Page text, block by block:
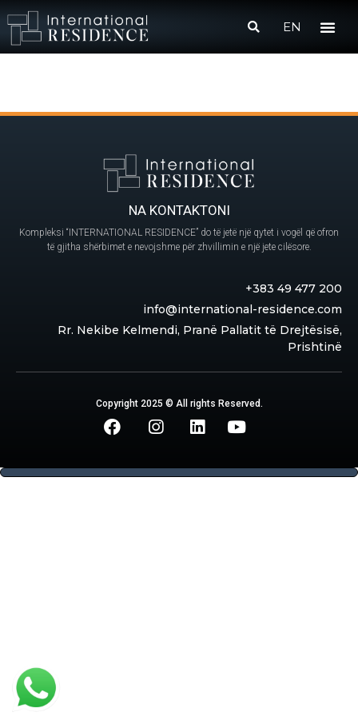
EN
NA KONTAKTONI
Kompleksi “INTERNATIONAL RESIDENCE” do të jetë një qytet i vogël që ofron
të gjitha shërbimet e nevojshme për zhvillimin e një jete cilësore.
+383 49 477 200
info@international-residence.com
Rr. Nekibe Kelmendi, Pranë Pallatit të Drejtësisë,
Prishtinë
Copyright 2025 © All rights Reserved.